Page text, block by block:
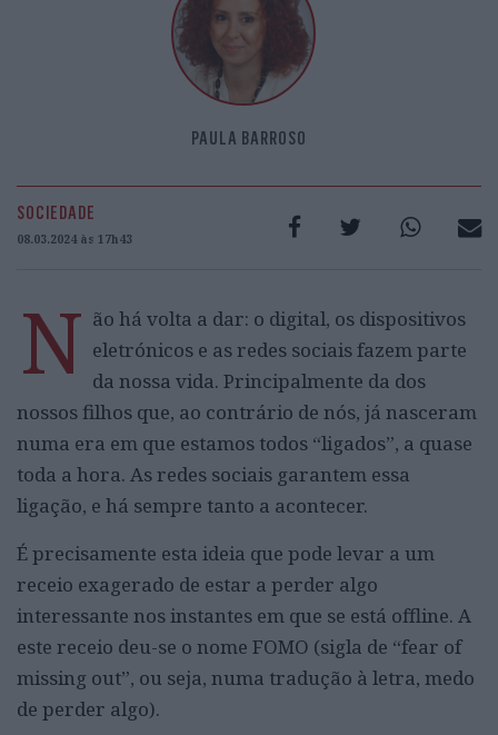
PAULA BARROSO
SOCIEDADE
08.03.2024 às 17h43
N ão há volta a dar: o digital, os dispositivos
eletrónicos e as redes sociais fazem parte
da nossa vida. Principalmente da dos
nossos filhos que, ao contrário de nós, já nasceram
numa era em que estamos todos “ligados”, a quase
toda a hora. As redes sociais garantem essa
ligação, e há sempre tanto a acontecer.
É precisamente esta ideia que pode levar a um
receio exagerado de estar a perder algo
interessante nos instantes em que se está offline. A
este receio deu-se o nome FOMO (sigla de “fear of
missing out”, ou seja, numa tradução à letra, medo
de perder algo).